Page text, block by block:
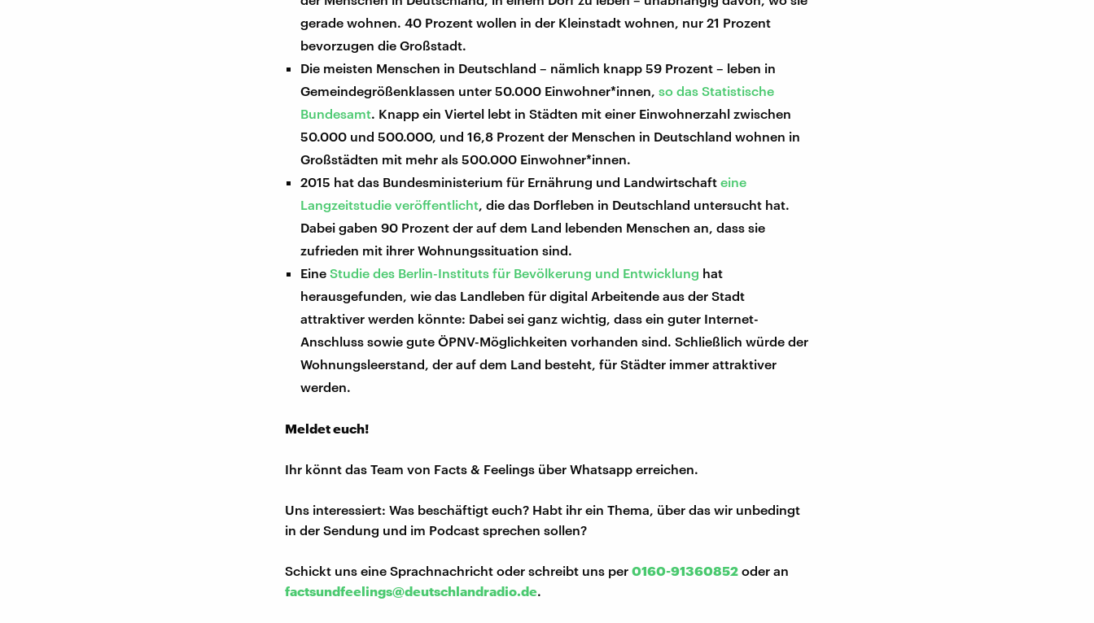
gerade wohnen. 40 Prozent wollen in der Kleinstadt wohnen, nur 21 Prozent
bevorzugen die Großstadt.
Die meisten Menschen in Deutschland – nämlich knapp 59 Prozent – leben in
Gemeindegrößenklassen unter 50.000 Einwohner*innen,so das Statistische
Bundesamt. Knapp ein Viertel lebt in Städten mit einer Einwohnerzahl zwischen
50.000 und 500.000, und 16,8 Prozent der Menschen in Deutschland wohnen in
Großstädten mit mehr als 500.000 Einwohner*innen.
2015 hat das Bundesministerium für Ernährung und Landwirtschafteine
Langzeitstudie veröffentlicht, die das Dorfleben in Deutschland untersucht hat.
Dabei gaben 90 Prozent der auf dem Land lebenden Menschen an, dass sie
zufrieden mit ihrer Wohnungssituation sind.
EineStudie des Berlin-Instituts für Bevölkerung und Entwicklung hat
herausgefunden, wie das Landleben für digital Arbeitende aus der Stadt
attraktiver werden könnte: Dabei sei ganz wichtig, dass ein guter Internet-
Anschluss sowie gute ÖPNV-Möglichkeiten vorhanden sind. Schließlich würde der
Wohnungsleerstand, der auf dem Land besteht, für Städter immer attraktiver
werden.
Meldet euch!
Ihr könnt das Team von Facts & Feelings über Whatsapp erreichen.
Uns interessiert: Was beschäftigt euch? Habt ihr ein Thema, über das wir unbedingt
in der Sendung und im Podcast sprechen sollen?
Schickt uns eine Sprachnachricht oder schreibt uns per 0160-91360852 oder an
factsundfeelings@deutschlandradio.de.